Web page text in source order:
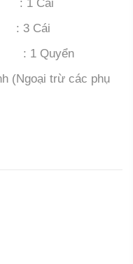
Cái
Cái
: 1 Quyển
(Ngoại trừ các phụ